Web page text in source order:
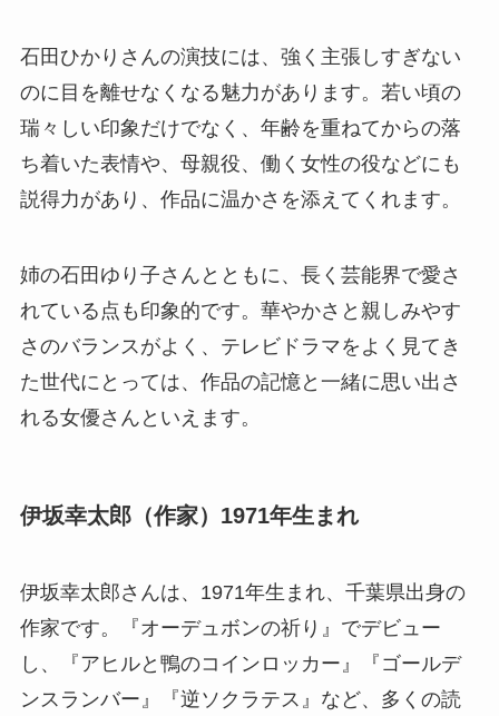
石田ひかりさんの演技には、強く主張しすぎない
のに目を離せなくなる魅力があります。若い頃の
瑞々しい印象だけでなく、年齢を重ねてからの落
ち着いた表情や、母親役、働く女性の役などにも
説得力があり、作品に温かさを添えてくれます。
姉の石田ゆり子さんとともに、長く芸能界で愛さ
れている点も印象的です。華やかさと親しみやす
さのバランスがよく、テレビドラマをよく見てき
た世代にとっては、作品の記憶と一緒に思い出さ
れる女優さんといえます。
伊坂幸太郎（作家）1971年生まれ
伊坂幸太郎さんは、1971年生まれ、千葉県出身の
作家です。『オーデュボンの祈り』でデビュー
し、『アヒルと鴨のコインロッカー』『ゴールデ
ンスランバー』『逆ソクラテス』など、多くの読